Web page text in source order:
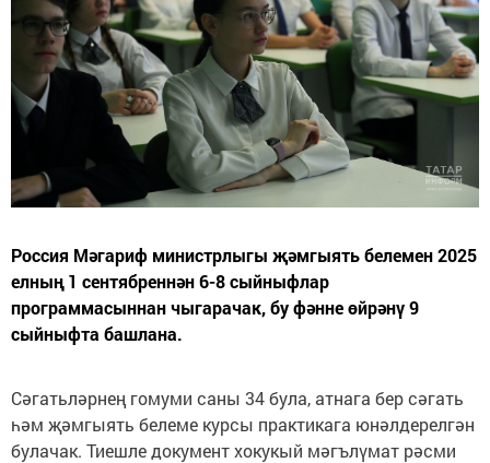
Россия Мәгариф министрлыгы җәмгыять белемен 2025
елның 1 сентябреннән 6-8 сыйныфлар
программасыннан чыгарачак, бу фәнне өйрәнү 9
сыйныфта башлана.
Сәгатьләрнең гомуми саны 34 була, атнага бер сәгать
һәм җәмгыять белеме курсы практикага юнәлдерелгән
булачак. Тиешле документ хокукый мәгълүмат рәсми